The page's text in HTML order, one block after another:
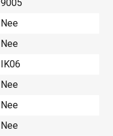
9005
Nee
Nee
IK06
Nee
Nee
Nee